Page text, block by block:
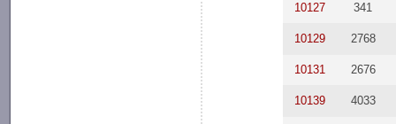
10127 341
10129 2768
10131 2676
10139 4033